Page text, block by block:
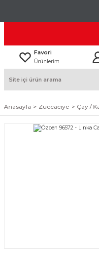
Favori
Ürünlerim
Anasayfa Züccaciye Çay /